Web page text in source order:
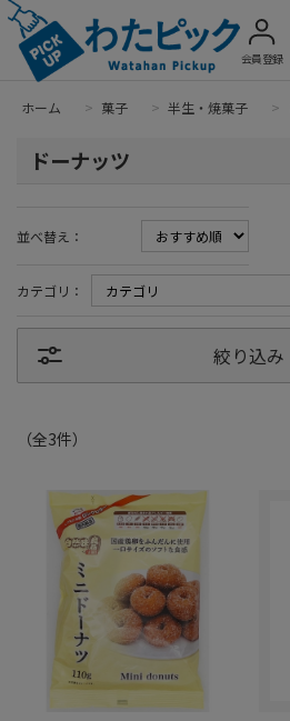
会員登録
ホーム > 菓子 > 半生・焼菓子 >
ドーナッツ
並べ替え：
カテゴリ：
絞り込み
（全3件）